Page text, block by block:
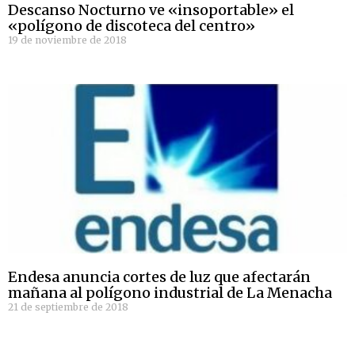
Descanso Nocturno ve «insoportable» el
«polígono de discoteca del centro»
19 de noviembre de 2018
Endesa anuncia cortes de luz que afectarán
mañana al polígono industrial de La Menacha
21 de septiembre de 2018